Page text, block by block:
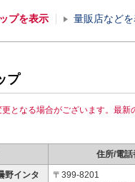
プを表示 量販店など
プ
となる場合がございます。最新
住所/電話
野インタ
〒399-8201